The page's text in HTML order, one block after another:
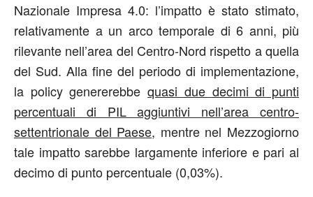
Nazionale Impresa 4.0: l’impatto è stato stimato,
relativamente a un arco temporale di 6 anni, più
rilevante nell’area del Centro-Nord rispetto a quella
del Sud. Alla fine del periodo di implementazione,
la policy genererebbequasi due decimi di punti
percentuali di PIL aggiuntivi nell’area centro-
settentrionale del Paese, mentre nel Mezzogiorno
tale impatto sarebbe largamente inferiore e pari al
decimo di punto percentuale (0,03%).